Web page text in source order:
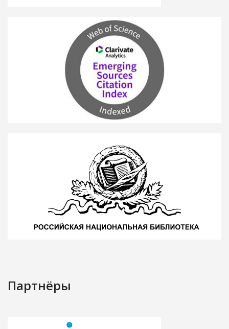
Партнёры